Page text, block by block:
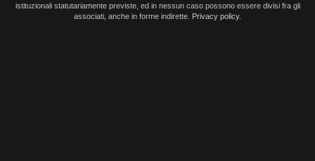
istituzionali statutariamente previste, ed in nessun caso possono essere divisi fra gli
associati, anche in forme indirette. Privacy policy.